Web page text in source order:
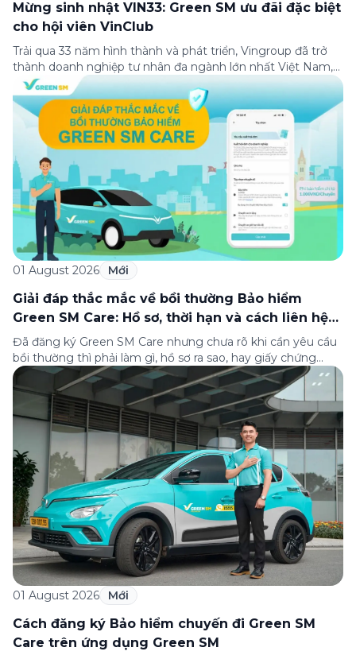
Mừng sinh nhật VIN33: Green SM ưu đãi đặc biệt
cho hội viên VinClub
Trải qua 33 năm hình thành và phát triển, Vingroup đã trở
thành doanh nghiệp tư nhân đa ngành lớn nhất Việt Nam,
lọt Top 30 doanh nghiệp lớn nhất Đông Nam Á theo bảng
xếp hạng của Tạp chí Fortune (Mỹ). Nhân kỷ niệm 33 năm
thành lập (8/8/1993 đến 8/8/2026), Green SM trân […]
01 August 2026 Mới
Giải đáp thắc mắc về bồi thường Bảo hiểm
Green SM Care: Hồ sơ, thời hạn và cách liên hệ
hỗ trợ
Đã đăng ký Green SM Care nhưng chưa rõ khi cần yêu cầu
bồi thường thì phải làm gì, hồ sơ ra sao, hay giấy chứng
nhận bảo hiểm tìm ở đâu? Bài viết này tổng hợp đầy đủ các
câu hỏi thường gặp nhất về quy trình bồi thường và hỗ trợ
của Green […]
01 August 2026 Mới
Cách đăng ký Bảo hiểm chuyến đi Green SM
Care trên ứng dụng Green SM